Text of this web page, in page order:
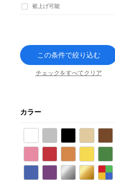
裾上げ可能
この条件で絞り込む
チェックをすべてクリア
カラー
パープル シルバー ゴールド